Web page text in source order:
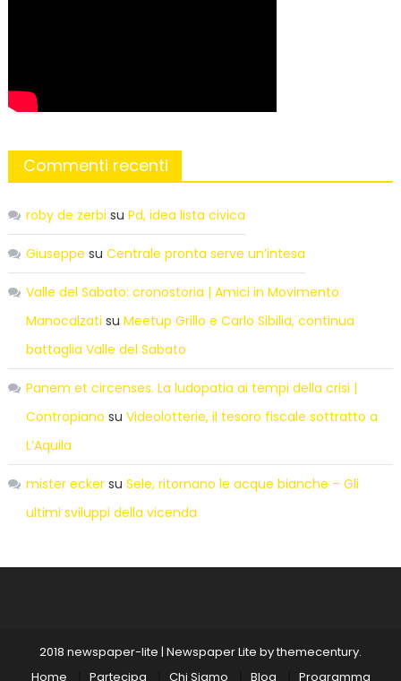
Commenti recenti
roby de zerbi su Pd, idea lista civica
Giuseppe su Centrale pronta serve un’intesa
Valle del Sabato: cronostoria | Amici in Movimento
Manocalzati su Meetup Grillo e Carlo Sibilia, continua
battaglia Valle del Sabato
Panem et circenses. La ludopatia ai tempi della crisi |
Contropiano su Videolotterie, il tesoro fiscale sottratto a
L’Aquila
mister eckersu Sele, ritornano le acque bianche – Gli
ultimi sviluppi della vicenda
2018 newspaper-lite | Newspaper Lite bythemecentury.
Home
Partecipa Chi Siamo Blog Programma